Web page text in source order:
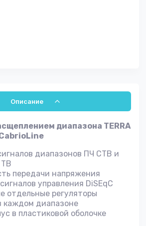
Описание
диапазона TERRA
диапазонов ПЧ СТВ и
ТВ
передачи напряжения
управления DiSEqC
отдельные регуляторы
каждом диапазоне
в пластиковой оболочке